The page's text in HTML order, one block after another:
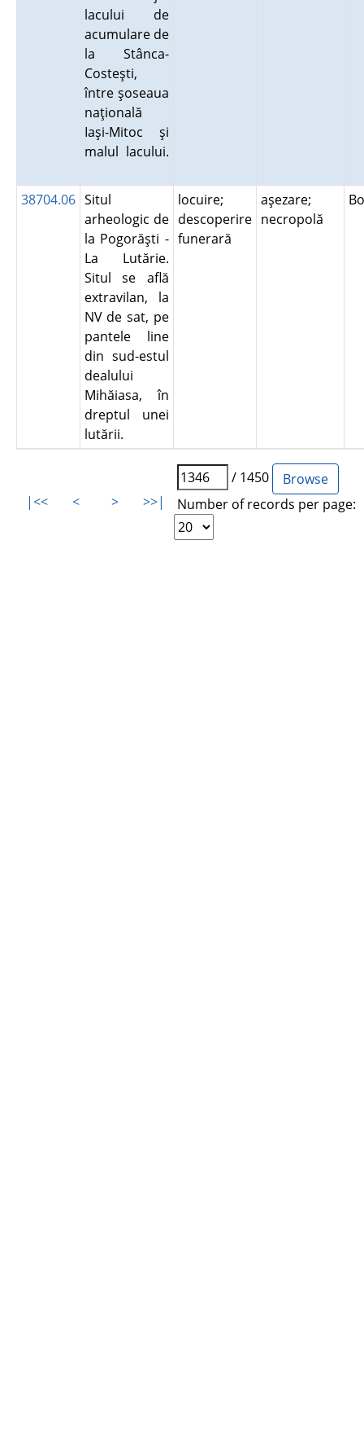
lacului de
acumulare de
la Stânca-
Costeşti,
între şoseaua
naţională
Iaşi-Mitoc şi
malul lacului.
38704.06 Situl
arheologic de
la Pogorăşti -
La Lutărie.
Situl se află
extravilan, la
NV de sat, pe
pantele line
din sud-estul
dealului
Mihăiasa, în
dreptul unei
lutării.
locuire;
descoperire
funerară
aşezare;
necropolă
|<< < > >>|
/ 1450
Number of records per page: